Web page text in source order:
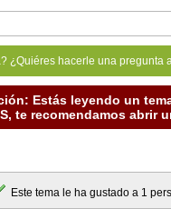
¿Quiéres hacerle una
Estás leyendo un
te recomendamos abrir
Este tema le ha gustado a 1